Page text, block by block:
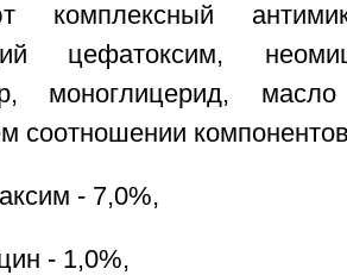
комплексный
цефатоксим,
моноглицерид,
соотношении
- 7,0%,
- 1,0%,